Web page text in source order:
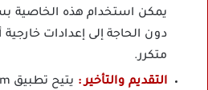
يمكن استخدام هذه الخاصية
دون الحاجة إلى إعدادات
متكرر.
التقديم والتأخير :